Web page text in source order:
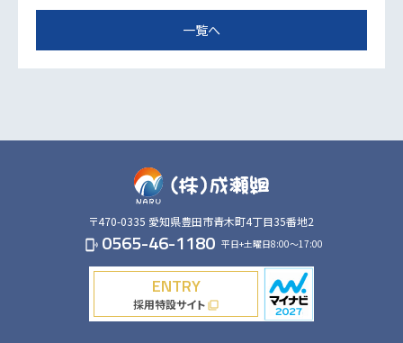
一覧へ
〒470-0335 愛知県豊田市青木町4丁目35番地2
phonelink_ring 0565-46-1180 平日+土曜日8:00～17:00
ENTRY
採用特設サイトfilter_none